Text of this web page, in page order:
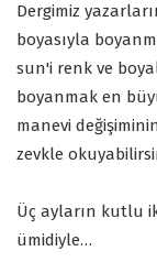
Dergimiz
boyasıyla
sun'i renk ve
boyanmak en
manevi
zevkle
Üç ayların kutlu
ümidiyle…